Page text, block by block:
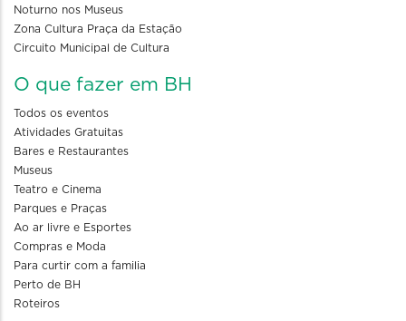
Noturno nos Museus
Zona Cultura Praça da Estação
Circuito Municipal de Cultura
O que fazer em BH
Todos os eventos
Atividades Gratuitas
Bares e Restaurantes
Museus
Teatro e Cinema
Parques e Praças
Ao ar livre e Esportes
Compras e Moda
Para curtir com a familia
Perto de BH
Roteiros